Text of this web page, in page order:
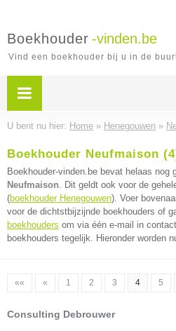
Boekhouder -vinden.be
Vind een boekhouder bij u in de
U bent nu hier: Home » Henegouwen »
Boekhouder Neufmaison
Boekhouder-vinden.be bevat helaas nog
Neufmaison. Dit geldt ook voor de
(boekhouder Henegouwen). Voer
voor de dichtstbijzijnde boekhouders of
boekhouders om via één e-mail in
boekhouders tegelijk. Hieronder worden
«« « 1 2 3 4 5
Consulting Debrouwer